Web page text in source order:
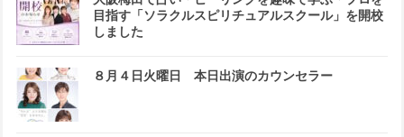
目指す「ソラクルスピリチュアルスクール」を開校
しました
８月４日火曜日 本日出演のカウンセラー